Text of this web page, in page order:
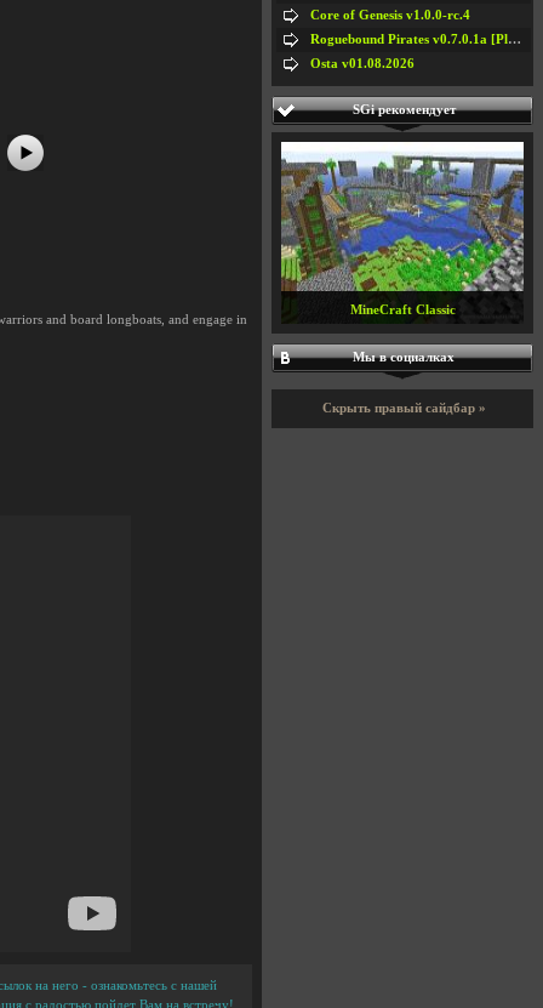
#6
#8
and board longboats, and engage in
на него - ознакомьтесь с нашей
с радостью пойдет Вам на встречу!
Core of Genesis v1.0.0-rc.4
Roguebound Pirates v0.7.0.1a [Playtest]
Osta v01.08.2026
SGi рекомендует
MineCraft Classic
Мы в социалках
Скрыть правый сайдбар »